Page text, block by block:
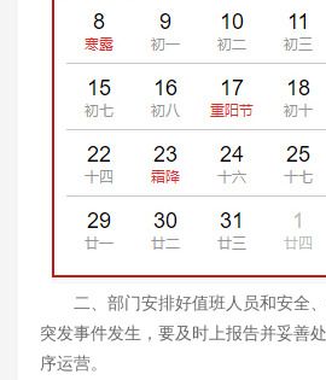
二、部门安排好值班人员和安全、
突发事件发生，要及时上报告并妥善
序运营。